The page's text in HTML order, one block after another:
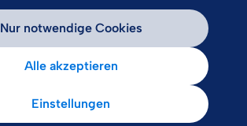
Nur notwendige Cookies
Alle akzeptieren
Einstellungen